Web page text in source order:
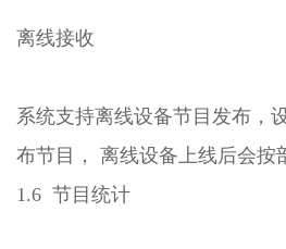
离线接收
系统支持离线设备节目发布，
布节目， 离线设备上线后会按
1.6 节目统计